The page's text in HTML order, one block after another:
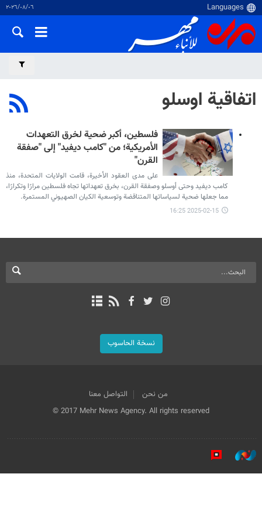
٠٦‏/٠٨‏/٢٠٢٦
اتفاقية اوسلو
فلسطين، أكبر ضحية لخرق التعهدات
الأمريكية؛ من "كامب ديفيد" إلى "صفقة
القرن"
على مدى العقود الأخيرة، قامت الولايات المتحدة، منذ
كامب ديفيد وحتى أوسلو وصفقة القرن، بخرق تعهداتها تجاه فلسطين مرارًا وتكرارًا،
مما جعلها ضحية لسياساتها المتناقضة وتوسعية الكيان الصهيوني المستمرة.
2025-02-15 16:25
نسخة الحاسوب
من نحن
التواصل معنا
© 2017 Mehr News Agency. All rights reserved